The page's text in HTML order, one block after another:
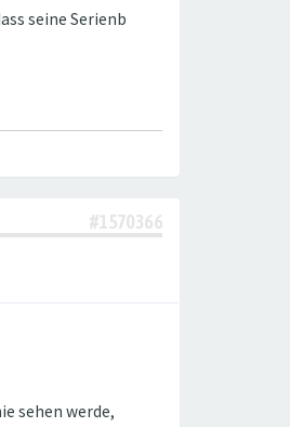
seine Serienb
#1570366
sehen werde,